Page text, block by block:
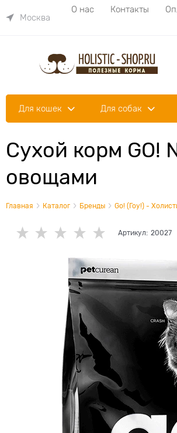
Москва
О нас Контакты
Для кошек Для собак
Сухой корм GO!
овощами
Главная Каталог Бренды Go! (Гоу!) -
Артикул: 20027